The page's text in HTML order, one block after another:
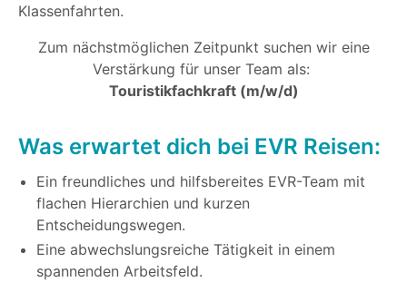
Klassenfahrten.
Zum nächstmöglichen Zeitpunkt suchen wir eine
Verstärkung für unser Team als:
Touristikfachkraft (m/w/d)
Was erwartet dich bei EVR Reisen:
Ein freundliches und hilfsbereites EVR-Team mit
flachen Hierarchien und kurzen
Entscheidungswegen.
Eine abwechslungsreiche Tätigkeit in einem
spannenden Arbeitsfeld.